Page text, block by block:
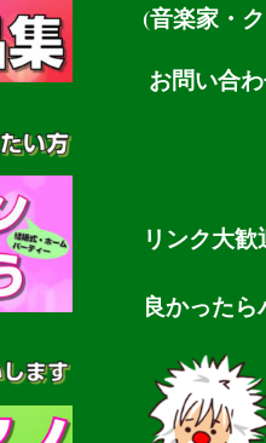
(音楽家・
お問い合
リンク大歓
良かったら